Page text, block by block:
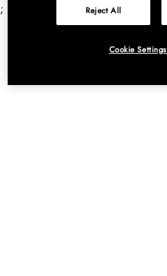
; Reject All
Cookie Settings